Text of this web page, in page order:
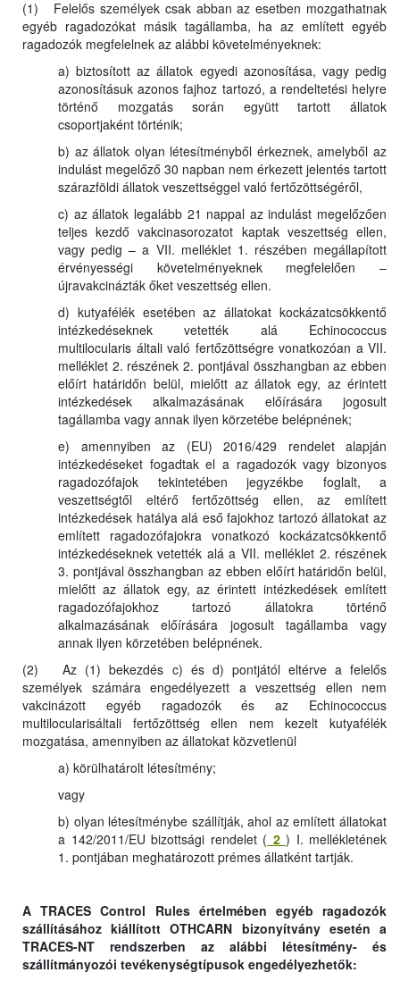
(1) Felelős személyek csak abban az esetben mozgathatnak
egyéb ragadozókat másik tagállamba, ha az említett egyéb
ragadozók megfelelnek az alábbi követelményeknek:
a) biztosított az állatok egyedi azonosítása, vagy pedig
azonosításuk azonos fajhoz tartozó, a rendeltetési helyre
történő mozgatás során együtt tartott állatok
csoportjaként történik;
b) az állatok olyan létesítményből érkeznek, amelyből az
indulást megelőző 30 napban nem érkezett jelentés tartott
szárazföldi állatok veszettséggel való fertőzöttségéről,
c) az állatok legalább 21 nappal az indulást megelőzően
teljes kezdő vakcinasorozatot kaptak veszettség ellen,
vagy pedig – a VII. melléklet 1. részében megállapított
érvényességi követelményeknek megfelelően –
újravakcinázták őket veszettség ellen.
d) kutyafélék esetében az állatokat kockázatcsökkentő
intézkedéseknek vetették alá Echinococcus
multilocularis általi való fertőzöttségre vonatkozóan a VII.
melléklet 2. részének 2. pontjával összhangban az ebben
előírt határidőn belül, mielőtt az állatok egy, az érintett
intézkedések alkalmazásának előírására jogosult
tagállamba vagy annak ilyen körzetébe belépnének;
e) amennyiben az (EU) 2016/429 rendelet alapján
intézkedéseket fogadtak el a ragadozók vagy bizonyos
ragadozófajok tekintetében jegyzékbe foglalt, a
veszettségtől eltérő fertőzöttség ellen, az említett
intézkedések hatálya alá eső fajokhoz tartozó állatokat az
említett ragadozófajokra vonatkozó kockázatcsökkentő
intézkedéseknek vetették alá a VII. melléklet 2. részének
3. pontjával összhangban az ebben előírt határidőn belül,
mielőtt az állatok egy, az érintett intézkedések említett
ragadozófajokhoz tartozó állatokra történő
alkalmazásának előírására jogosult tagállamba vagy
annak ilyen körzetében belépnének.
(2) Az (1) bekezdés c) és d) pontjától eltérve a felelős
személyek számára engedélyezett a veszettség ellen nem
vakcinázott egyéb ragadozók és az Echinococcus
multilocularisáltali fertőzöttség ellen nem kezelt kutyafélék
mozgatása, amennyiben az állatokat közvetlenül
a) körülhatárolt létesítmény;
vagy
b) olyan létesítménybe szállítják, ahol az említett állatokat
a 142/2011/EU bizottsági rendelet ( 2 ) I. mellékletének
1. pontjában meghatározott prémes állatként tartják.
A TRACES Control Rules értelmében egyéb ragadozók
szállításához kiállított OTHCARN bizonyítvány esetén a
TRACES-NT rendszerben az alábbi létesítmény- és
szállítmányozói tevékenységtípusok engedélyezhetők: